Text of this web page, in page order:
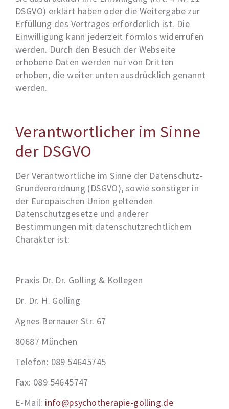
DSGVO) erklärt haben oder die Weitergabe zur
Erfüllung des Vertrages erforderlich ist. Die
Einwilligung kann jederzeit formlos widerrufen
werden. Durch den Besuch der Webseite
erhobene Daten werden nur von Dritten
erhoben, die weiter unten ausdrücklich genannt
werden.
Verantwortlicher im Sinne
der DSGVO
Der Verantwortliche im Sinne der Datenschutz-
Grundverordnung (DSGVO), sowie sonstiger in
der Europäischen Union geltenden
Datenschutzgesetze und anderer
Bestimmungen mit datenschutzrechtlichem
Charakter ist:
Praxis Dr. Dr. Golling & Kollegen
Dr. Dr. H. Golling
Agnes Bernauer Str. 67
80687 München
Telefon: 089 54645745
Fax: 089 54645747
E-Mail: info@psychotherapie-golling.de